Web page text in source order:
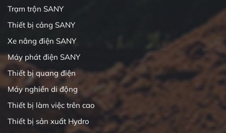
Trạm trộn SANY
Thiết bị cảng SANY
Xe nâng điện SANY
Máy phát điện SANY
Thiết bị quang điện
Máy nghiền di động
Thiết bị làm việc trên cao
Thiết bị sản xuất Hydro